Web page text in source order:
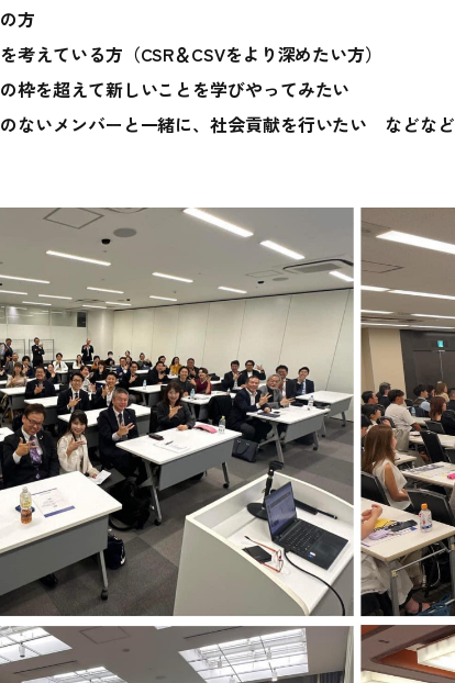
方
考えている方（CSR＆CSVをより深めたい方）
枠を超えて新しいことを学びやってみたい
ないメンバーと一緒に、社会貢献を行いたい などなど